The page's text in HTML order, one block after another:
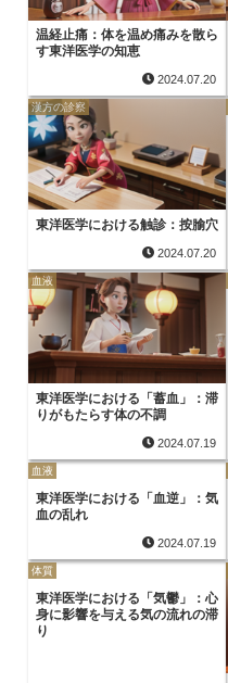
温経止痛：体を温め痛みを散ら
す東洋医学の知恵
2024.07.20
漢方の診察
東洋医学における触診：按腧穴
2024.07.20
血液
東洋医学における「蓄血」：滞
りがもたらす体の不調
2024.07.19
血液
東洋医学における「血逆」：気
血の乱れ
2024.07.19
体質
東洋医学における「気鬱」：心
身に影響を与える気の流れの滞
り